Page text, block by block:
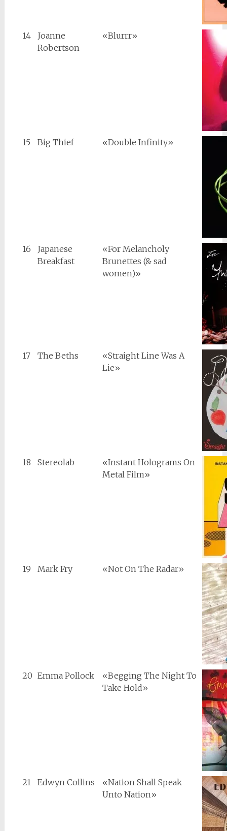
14
Joanne
Robertson
«Blurrr»
15 Big Thief «Double Infinity»
16
Japanese
Breakfast
«For Melancholy
Brunettes (& sad
women)»
17 The Beths
«Straight Line Was A
Lie»
18 Stereolab
«Instant Holograms On
Metal Film»
19 Mark Fry «Not On The Radar»
20 Emma Pollock
«Begging The Night To
Take Hold»
21 Edwyn Collins
«Nation Shall Speak
Unto Nation»